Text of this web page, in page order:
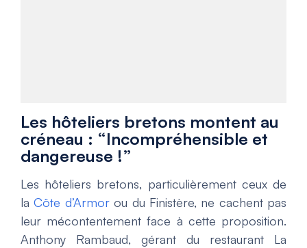
Les hôteliers bretons montent au
créneau : “Incompréhensible et
dangereuse !”
Les hôteliers bretons, particulièrement ceux de
laCôte d’Armorou du Finistère, ne cachent pas
leur mécontentement face à cette proposition.
Anthony Rambaud, gérant du restaurant La